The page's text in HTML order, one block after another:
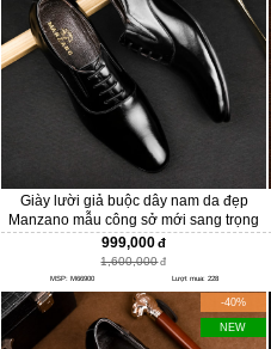
Giày lười giả buộc dây nam da đẹp
Manzano mẫu công sở mới sang trọng
và hiện đại M66900
999,000
1,600,000
MSP: M66900 Lượt mua: 228
-40%
NEW